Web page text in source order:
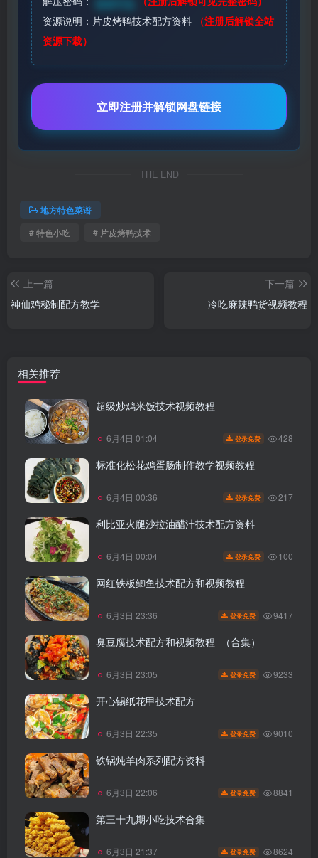
资源说明：片皮烤鸭技术配方资料
（注册后解锁全站
资源下载）
立即注册并解锁网盘链接
THE END
地方特色菜谱
# 特色小吃
# 片皮烤鸭技术
上一篇
神仙鸡秘制配方教学
下一篇
冷吃麻辣鸭货视频教程
相关推荐
超级炒鸡米饭技术视频教程
6月4日 01:04 登录免费 428
标准化松花鸡蛋肠制作教学视频教程
6月4日 00:36 登录免费 217
利比亚火腿沙拉油醋汁技术配方资料
6月4日 00:04 登录免费 100
网红铁板鲫鱼技术配方和视频教程
6月3日 23:36 登录免费 9417
臭豆腐技术配方和视频教程 （合集）
6月3日 23:05 登录免费 9233
开心锡纸花甲技术配方
6月3日 22:35 登录免费 9010
铁锅炖羊肉系列配方资料
6月3日 22:06 登录免费 8841
第三十九期小吃技术合集
6月3日 21:37 登录免费 8624